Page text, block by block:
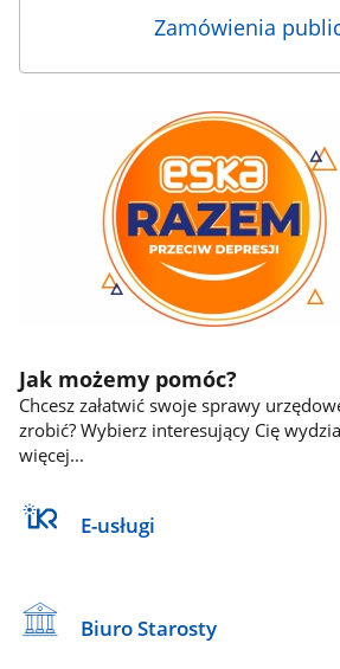
Zamówienia
Jak możemy pomóc?
Chcesz załatwić swoje sprawy
zrobić? Wybierz interesujący Cię
więcej...
E-usługi
Biuro Starosty